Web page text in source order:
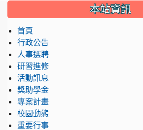
::: 本站資訊
首頁
行政公告
人事選聘
研習進修
活動訊息
獎助學金
專案計畫
校園動態
重要行事